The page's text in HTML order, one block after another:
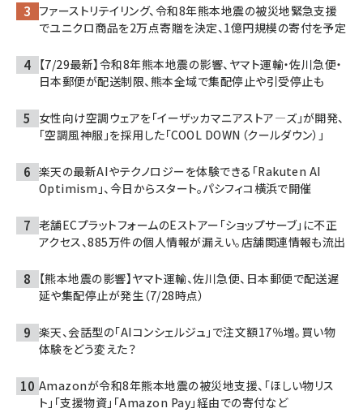
ファーストリテイリング、令和8年熊本地震の被災地緊急支援
でユニクロ商品を2万点寄贈を決定、1億円規模の寄付を予定
【7/29最新】令和8年熊本地震の影響、ヤマト運輸・佐川急便・
日本郵便が配送制限、熊本全域で集配停止や引受停止も
女性向け空調ウェアを「イーザッカマニアストア―ズ」が開発、
「空調風神服」を採用した「COOL DOWN（クールダウン）」
楽天の最新AIやテクノロジーを体験できる「Rakuten AI
Optimism」、今日からスタート。パシフィコ横浜で開催
老舗ECプラットフォームのEストアー「ショップサーブ」に不正
アクセス、885万件の個人情報が漏えい。店舗関連情報も流出
【熊本地震の影響】ヤマト運輸、佐川急便、日本郵便で配送遅
延や集配停止が発生（7/28時点）
楽天、会話型の「AIコンシェルジュ」で注文額17％増。買い物
体験をどう変えた？
Amazonが令和8年熊本地震の被災地支援、「ほしい物リス
ト」「支援物資」「Amazon Pay」経由での寄付など